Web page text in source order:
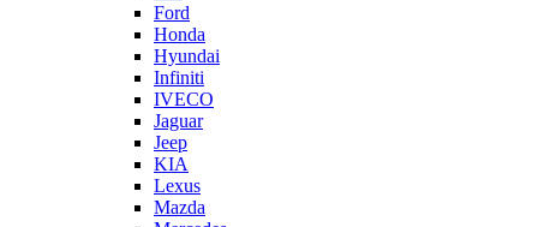
Ford
Honda
Hyundai
Infiniti
IVECO
Jaguar
Jeep
KIA
Lexus
Mazda